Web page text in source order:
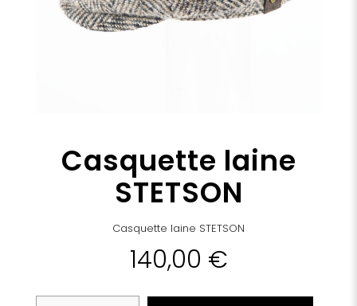
Casquette laine
STETSON
Casquette laine STETSON
140,00 €